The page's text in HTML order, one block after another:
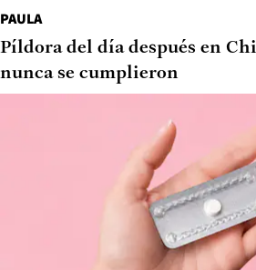
PAULA
Píldora del día después en
nunca se cumplieron